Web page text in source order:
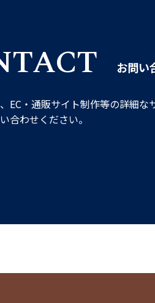
お問い
EC・通販サイト制作等の詳細な
合わせください。